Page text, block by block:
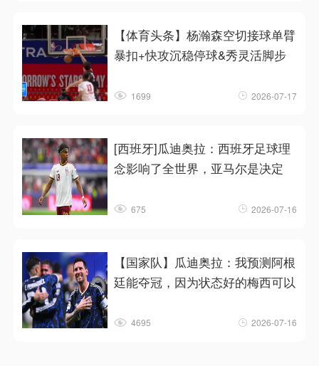
【体育头条】杨瀚森空切接球单臂
暴扣+快攻沉稳停球&秀灵活脚步
1699 2026-07-17
[西班牙]瓜迪奥拉：西班牙足球理
念影响了全世界，亚马尔是决定
675 2026-07-16
【国家队】瓜迪奥拉：我预测阿根
廷能夺冠，因为状态好的梅西可以
4695 2026-07-16